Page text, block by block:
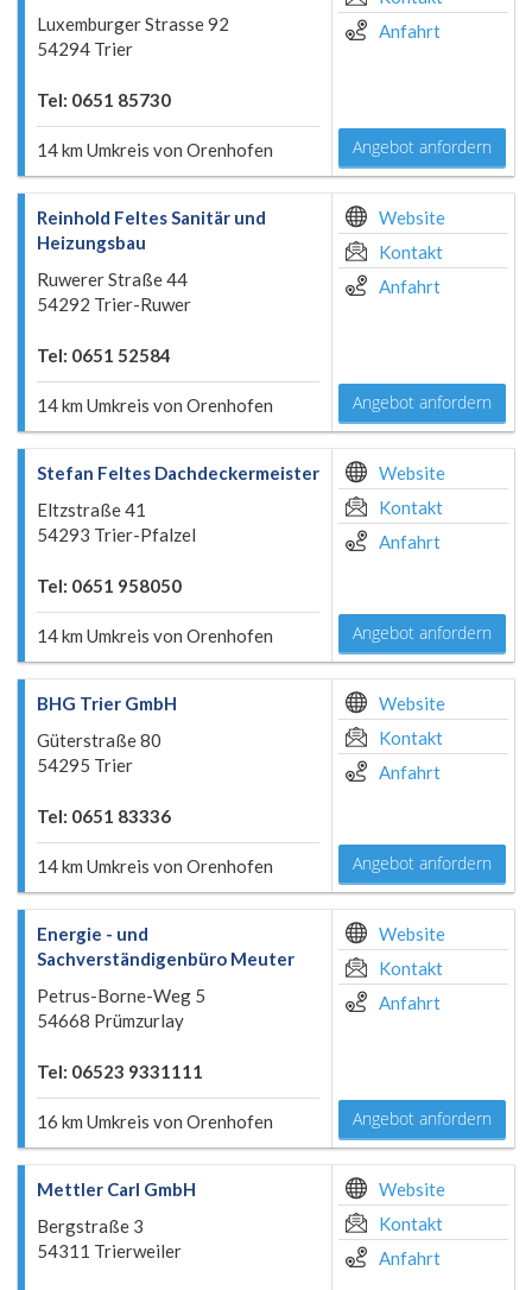
Luxemburger Strasse 92
54294 Trier
Tel: 0651 85730
14 km Umkreis von Orenhofen
Anfahrt
Angebot anfordern
Reinhold Feltes Sanitär und
Heizungsbau
Ruwerer Straße 44
54292 Trier-Ruwer
Tel: 0651 52584
14 km Umkreis von Orenhofen
Website
Kontakt
Anfahrt
Angebot anfordern
Stefan Feltes Dachdeckermeister
Eltzstraße 41
54293 Trier-Pfalzel
Tel: 0651 958050
14 km Umkreis von Orenhofen
Website
Kontakt
Anfahrt
Angebot anfordern
BHG Trier GmbH
Güterstraße 80
54295 Trier
Tel: 0651 83336
14 km Umkreis von Orenhofen
Website
Kontakt
Anfahrt
Angebot anfordern
Energie - und
Sachverständigenbüro Meuter
Petrus-Borne-Weg 5
54668 Prümzurlay
Tel: 06523 9331111
16 km Umkreis von Orenhofen
Website
Kontakt
Anfahrt
Angebot anfordern
Mettler Carl GmbH
Bergstraße 3
54311 Trierweiler
Website
Kontakt
Anfahrt